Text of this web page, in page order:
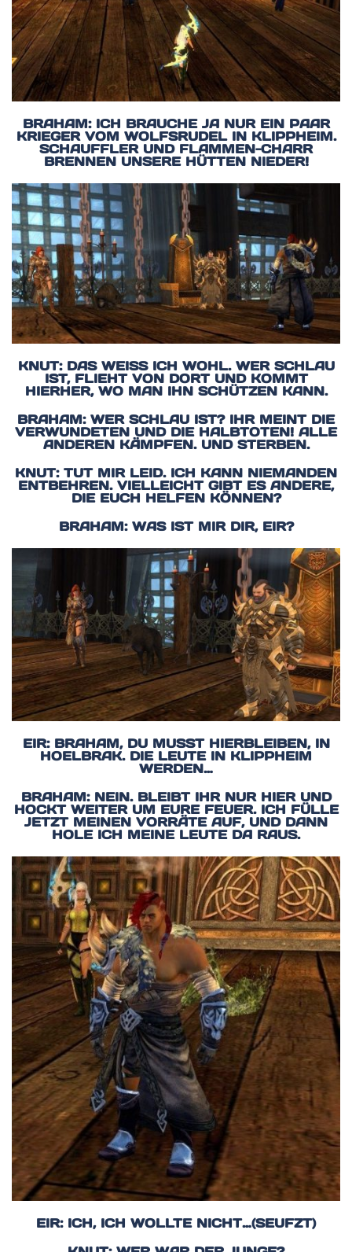
BRAHAM: ICH BRAUCHE JA NUR EIN PAAR
KRIEGER VOM WOLFSRUDEL IN KLIPPHEIM.
SCHAUFFLER UND FLAMMEN-CHARR
BRENNEN UNSERE HÜTTEN NIEDER!
KNUT: DAS WEISS ICH WOHL. WER SCHLAU I
ST, FLIEHT VON DORT UND KOMMT H
IERHER, WO MAN IHN SCHÜTZEN KANN.
BRAHAM: WER SCHLAU IST? IHR MEINT DIE
VERWUNDETEN UND DIE HALBTOTEN! ALLE
ANDEREN KÄMPFEN. UND STERBEN.
KNUT: TUT MIR LEID. ICH KANN NIEMANDEN
ENTBEHREN. VIELLEICHT GIBT ES ANDERE,
DIE EUCH HELFEN KÖNNEN?
BRAHAM: WAS IST MIR DIR, EIR?
EIR: BRAHAM, DU MUSST HIERBLEIBEN, IN
HOELBRAK. DIE LEUTE IN KLIPPHEIM
WERDEN…
BRAHAM: NEIN. BLEIBT IHR NUR HIER UND
HOCKT WEITER UM EURE FEUER. ICH FÜLLE
JETZT MEINEN VORRÄTE AUF, UND DANN
HOLE ICH MEINE LEUTE DA RAUS.
EIR: ICH, ICH WOLLTE NICHT…(SEUFZT)